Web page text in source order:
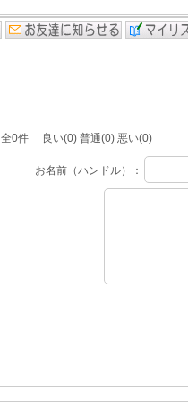
全0件 良い(0) 普通(0) 悪い(0)
お名前（ハンドル）：